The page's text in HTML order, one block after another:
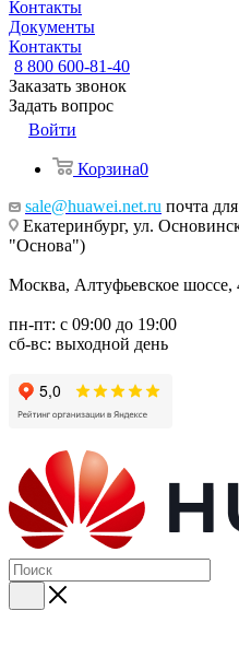
Контакты
Документы
Контакты
8 800 600-81-40
Заказать звонок
Задать вопрос
Войти
Корзина0
sale@huawei.net.ru почта
Екатеринбург, ул.
"Основа")
Москва, Алтуфьевское
пн-пт: с 09:00 до 19:00
сб-вс: выходной день